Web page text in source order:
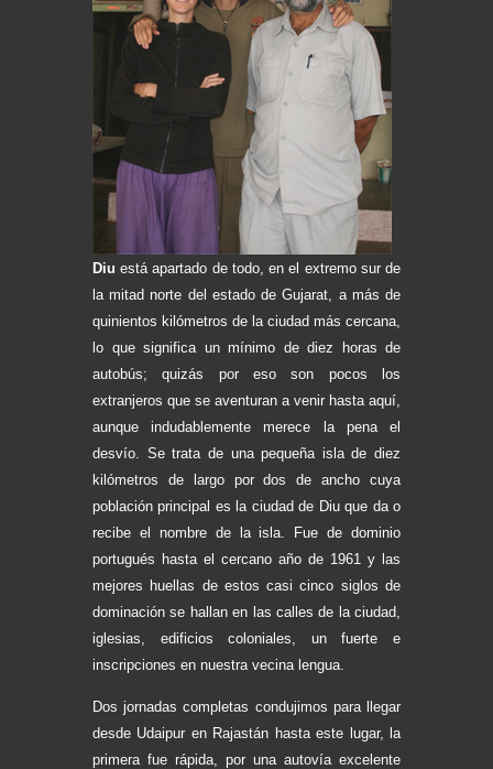
Diu está apartado de todo, en el extremo sur de
la mitad norte del estado de Gujarat, a más de
quinientos kilómetros de la ciudad más cercana,
lo que significa un mínimo de diez horas de
autobús; quizás por eso son pocos los
extranjeros que se aventuran a venir hasta aquí,
aunque indudablemente merece la pena el
desvío. Se trata de una pequeña isla de diez
kilómetros de largo por dos de ancho cuya
población principal es la ciudad de Diu que da o
recibe el nombre de la isla. Fue de dominio
portugués hasta el cercano año de 1961 y las
mejores huellas de estos casi cinco siglos de
dominación se hallan en las calles de la ciudad,
iglesias, edificios coloniales, un fuerte e
inscripciones en nuestra vecina lengua.
Dos jornadas completas condujimos para llegar
desde Udaipur en Rajastán hasta este lugar, la
primera fue rápida, por una autovía excelente